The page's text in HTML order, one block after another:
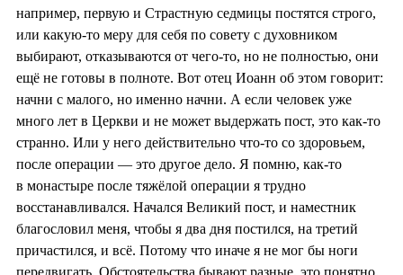
например, первую и Страстную седмицы постятся строго,
или какую‑то меру для себя по совету с духовником
выбирают, отказываются от чего‑то, но не полностью, они
ещё не готовы в полноте. Вот отец Иоанн об этом говорит:
начни с малого, но именно начни. А если человек уже
много лет в Церкви и не может выдержать пост, это как‑то
странно. Или у него действительно что‑то со здоровьем,
после операции — это другое дело. Я помню, как‑то
в монастыре после тяжёлой операции я трудно
восстанавливался. Начался Великий пост, и наместник
благословил меня, чтобы я два дня постился, на третий
причастился, и всё. Потому что иначе я не мог бы ноги
передвигать. Обстоятельства бывают разные, это понятно.